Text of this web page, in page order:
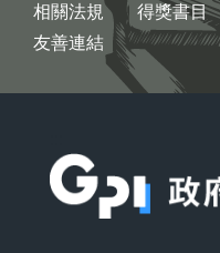
相關法規
友善連結
得獎書目